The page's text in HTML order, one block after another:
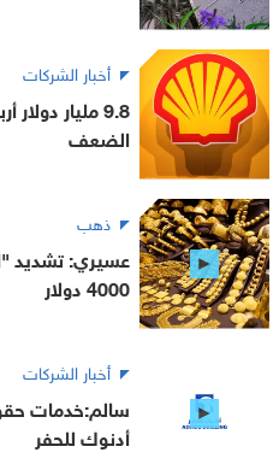
أخبار الشركات
9.8 مليار
الضعف
ذهب
عسيري: تشديد
4000 دولار
أخبار الشركات
سالم:خدمات
أدنوك للحفر